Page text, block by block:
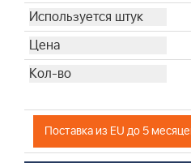
Поставка из EU до 5